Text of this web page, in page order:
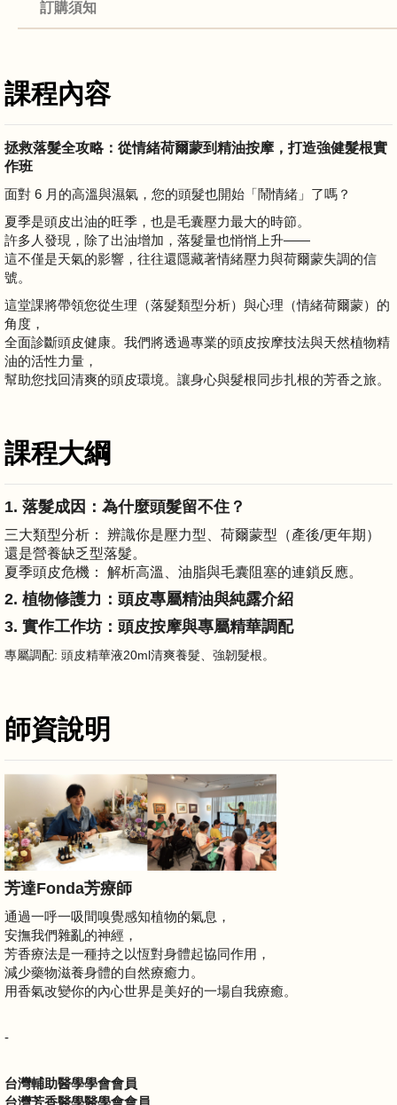
訂購須知
課程內容
拯救落髮全攻略：從情緒荷爾蒙到精油按摩，打造強健髮根實
作班
面對 6 月的高溫與濕氣，您的頭髮也開始「鬧情緒」了嗎？
夏季是頭皮出油的旺季，也是毛囊壓力最大的時節。
許多人發現，除了出油增加，落髮量也悄悄上升——
這不僅是天氣的影響，往往還隱藏著情緒壓力與荷爾蒙失調的信
號。
這堂課將帶領您從生理（落髮類型分析）與心理（情緒荷爾蒙）的
角度，
全面診斷頭皮健康。我們將透過專業的頭皮按摩技法與天然植物精
油的活性力量，
幫助您找回清爽的頭皮環境。讓身心與髮根同步扎根的芳香之旅。
課程大綱
1. 落髮成因：為什麼頭髮留不住？
三大類型分析： 辨識你是壓力型、荷爾蒙型（產後/更年期）
還是營養缺乏型落髮。
夏季頭皮危機： 解析高溫、油脂與毛囊阻塞的連鎖反應。
2. 植物修護力：頭皮專屬精油與純露介紹
3. 實作工作坊：頭皮按摩與專屬精華調配
專屬調配: 頭皮精華液20ml清爽養髮、強韌髮根。
師資說明
芳達Fonda芳療師
通過一呼一吸間嗅覺感知植物的氣息，
安撫我們雜亂的神經，
芳香療法是一種持之以恆對身體起協同作用，
減少藥物滋養身體的自然療癒力。
用香氣改變你的內心世界是美好的一場自我療癒。
-
台灣輔助醫學學會會員
台灣芳香醫學醫學會會員